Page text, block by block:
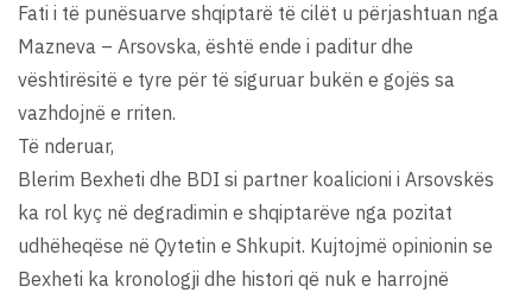
Fati i të punësuarve shqiptarë të cilët u përjashtuan nga
Mazneva – Arsovska, është ende i paditur dhe
vështirësitë e tyre për të siguruar bukën e gojës sa
vazhdojnë e rriten.
Të nderuar,
Blerim Bexheti dhe BDI si partner koalicioni i Arsovskës
ka rol kyç në degradimin e shqiptarëve nga pozitat
udhëheqëse në Qytetin e Shkupit. Kujtojmë opinionin se
Bexheti ka kronologji dhe histori që nuk e harrojnë